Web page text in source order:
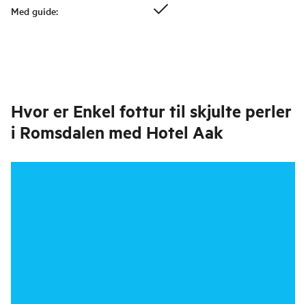
Med guide:
Hvor er Enkel fottur til skjulte perler
i Romsdalen med Hotel Aak